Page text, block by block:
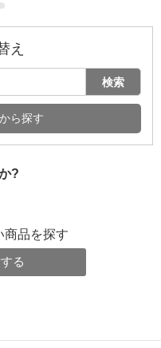
え
検索
ら探す
?
商品を探す
る